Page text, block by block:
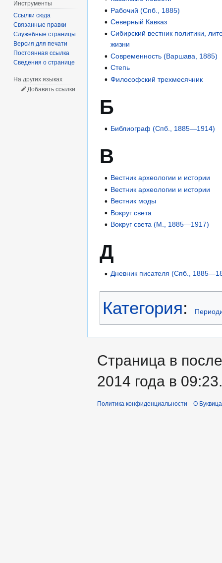
Рабочий (Спб., 1885)
Северный Кавказ
Сибирский вестник политики,
жизни
Современность (Варшава, 1885)
Степь
Философский трехмесячник
Б
Библиограф (Спб., 1885—1914)
В
Вестник археологии и истории
Вестник археологии и истории
Вестник моды
Вокруг света
Вокруг света (М., 1885—1917)
Д
Дневник писателя (Спб.,
Категория:
Инструменты
Ссылки сюда
Связанные правки
Служебные страницы
Версия для печати
Постоянная ссылка
Сведения о странице
На других языках
Добавить ссылки
Страница в
2014 года в 09:23.
Политика конфиденциальности О Буквица